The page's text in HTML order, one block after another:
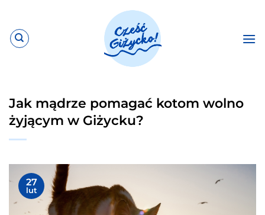
zawartości
Jak mądrze pomagać kotom wolno
żyjącym w Giżycku?
27
lut